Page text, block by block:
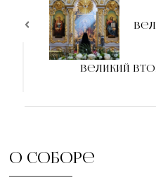
Великий
О соборе